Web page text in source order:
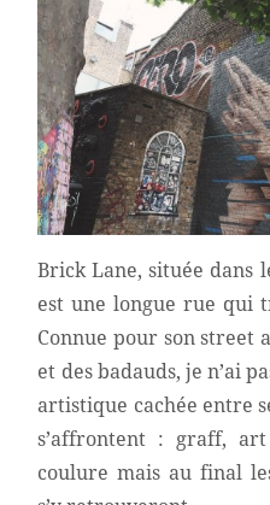
Brick Lane, située dans
est une longue rue qui
Connue pour son street
et des badauds, je n’ai
artistique cachée entre
s’affrontent : graff,
coulure mais au final